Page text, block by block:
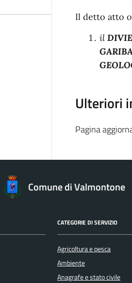
Il detto atto
il
Ulteriori
Pagina
Comune di Valmontone
CATEGORIE DI SERVIZIO
Agricoltura e pesca
Ambiente
Anagrafe e stato civile